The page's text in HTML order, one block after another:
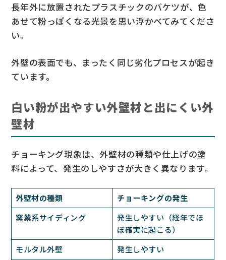
長年外に放置されたプラスチックのバケツが、色
あせて粉っぽくなる光景を思い浮かべてみてくださ
い。
外壁の表面でも、まったく同じ劣化プロセスが起き
ています。
白い粉が出やすい外壁材と出にくい外
壁材
チョーキング現象は、外壁材の種類や仕上げの塗
料によって、発生のしやすさが大きく異なります。
外壁材の種類
チョーキングの発生
窯業系サイディング
発生しやすい（経年でほ
ぼ確実に起こる）
モルタル外壁
発生しやすい